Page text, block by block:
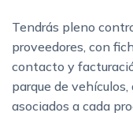
Tendrás pleno
proveedores, con
contacto y
parque de
asociados a cada